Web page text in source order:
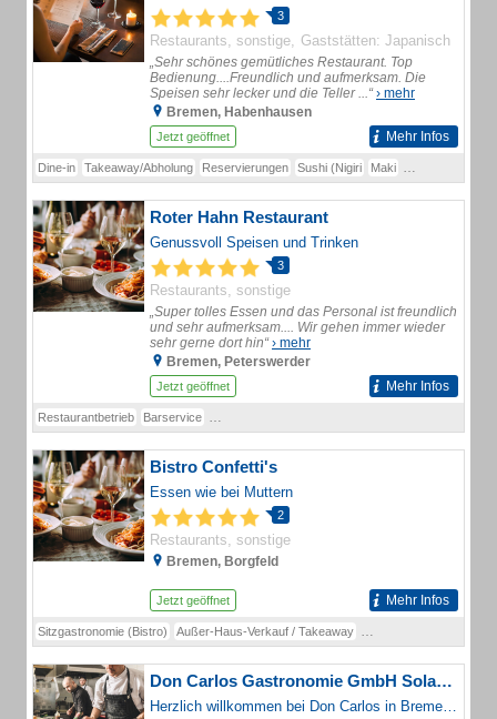
3
Restaurants, sonstige Gaststätten: Japanisch
„Sehr schönes gemütliches Restaurant. Top
Bedienung....Freundlich und aufmerksam. Die
Speisen sehr lecker und die Teller ...“› mehr
Bremen, Habenhausen
Jetzt geöffnet Mehr Infos
Dine-in Takeaway/Abholung Reservierungen Sushi (Nigiri Maki
Roter Hahn Restaurant
Genussvoll Speisen und Trinken
3
Restaurants, sonstige
„Super tolles Essen und das Personal ist freundlich
und sehr aufmerksam.... Wir gehen immer wieder
sehr gerne dort hin“› mehr
Bremen, Peterswerder
Jetzt geöffnet Mehr Infos
Restaurantbetrieb Barservice
Bistro Confetti's
Essen wie bei Muttern
2
Restaurants, sonstige
Bremen, Borgfeld
Jetzt geöffnet Mehr Infos
Sitzgastronomie (Bistro) Außer-Haus-Verkauf / Takeaway
Don Carlos Gastronomie GmbH Solar Emad
Herzlich willkommen bei Don Carlos in Bremen! Restaurant \u0026 Tapas Bar